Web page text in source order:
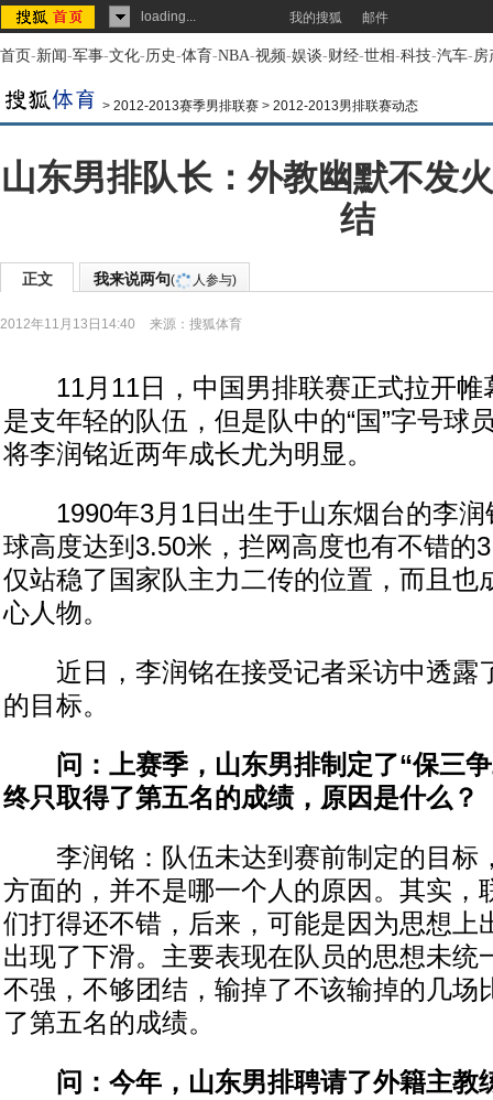
loading... 我的搜狐 邮件
首页-新闻-军事-文化-历史-体育-NBA-视频-娱谈-财经-世相-科技-汽车-房
> 2012-2013赛季男排联赛 > 2012-2013男排联赛动态
山东男排队长：外教幽默不发
结
正文 我来说两句( 人参与)
2012年11月13日14:40 来源： 搜狐体育
11月11日，中国男排联赛正式拉开帷
是支年轻的队伍，但是队中的“国”字号球
将李润铭近两年成长尤为明显。
1990年3月1日出生于山东烟台的李润
球高度达到3.50米，拦网高度也有不错的
仅站稳了国家队主力二传的位置，而且也
心人物。
近日，李润铭在接受记者采访中透露
的目标。
问：上赛季，山东男排制定了“保三争
终只取得了第五名的成绩，原因是什么？
李润铭：队伍未达到赛前制定的目标
方面的，并不是哪一个人的原因。其实，
们打得还不错，后来，可能是因为思想上
出现了下滑。主要表现在队员的思想未统
不强，不够团结，输掉了不该输掉的几场
了第五名的成绩。
问：今年，山东男排聘请了外籍主教